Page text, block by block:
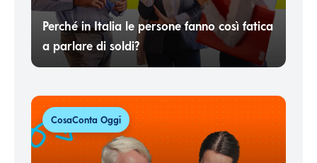
Perché in Italia le persone fanno così fatica
a parlare di soldi?
CosaConta Oggi